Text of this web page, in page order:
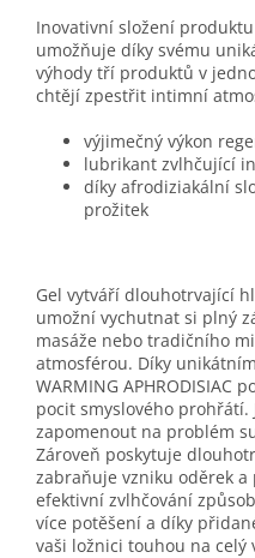
Inovativní složení
umožňuje díky svému
výhody tří produktů v
chtějí zpestřit intimní
výjimečný výkon
lubrikant zvlhčující
díky afrodiziakální
prožitek
Gel vytváří dlouhotrvající
umožní vychutnat si plný
masáže nebo tradičního
atmosférou. Díky
WARMING APHRODISIAC
pocit smyslového prohřátí.
zapomenout na problém
Zároveň poskytuje
zabraňuje vzniku oděrek
efektivní zvlhčování
více potěšení a díky
vaši ložnici touhou na celý